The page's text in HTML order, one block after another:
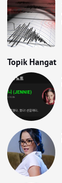
Topik Hangat